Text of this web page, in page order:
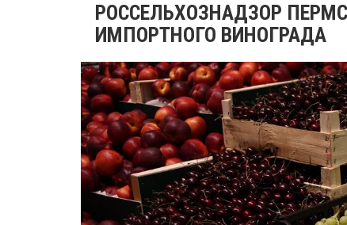
РОССЕЛЬХОЗНАДЗОР
ИМПОРТНОГО ВИНОГРАДА